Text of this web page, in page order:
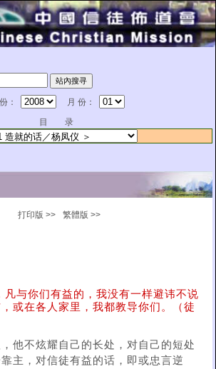
：
月 份：
目 录
打印版 >> 繁體版 >>
凡与你们有益的，我没有一样避讳不说
或在各人家里，我都教导你们。（徒
他不炫耀自己的长处，对自己的短处
主，对信徒有益的话，即或忠言逆